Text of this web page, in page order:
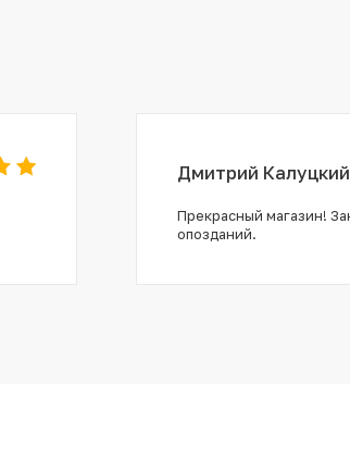
Дмитрий Калуцкий
Прекрасный магазин!
опозданий.